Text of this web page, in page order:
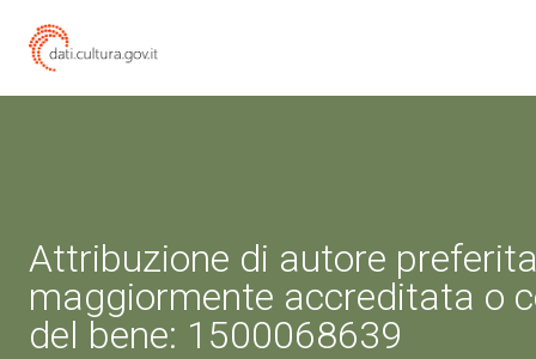
Attribuzione di autore
maggiormente accreditata o
del bene: 1500068639